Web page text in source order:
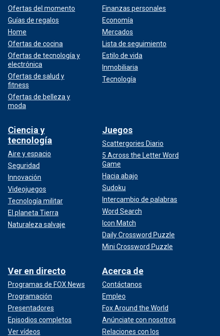
Ofertas del momento
Guías de regalos
Home
Ofertas de cocina
Ofertas de tecnología y
electrónica
Ofertas de salud y
fitness
Ofertas de belleza y
moda
Finanzas personales
Economía
Mercados
Lista de seguimiento
Estilo de vida
Inmobiliaria
Tecnología
Ciencia y
tecnología
Aire y espacio
Seguridad
Innovación
Videojuegos
Tecnología militar
El planeta Tierra
Naturaleza salvaje
Juegos
Scattergories Diario
5 Across the Letter Word
Game
Hacia abajo
Sudoku
Intercambio de palabras
Word Search
Icon Match
Daily Crossword Puzzle
Mini Crossword Puzzle
Ver en directo
Programas de FOX News
Programación
Presentadores
Episodios completos
Ver vídeos
Acerca de
Contáctanos
Empleo
Fox Around the World
Anúnciate con nosotros
Relaciones con los